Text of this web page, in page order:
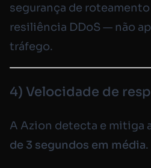
segurança de
resiliência DDoS — não
tráfego.
4) Velocidade de
A Azion detecta e mitiga
de 3 segundos em média.